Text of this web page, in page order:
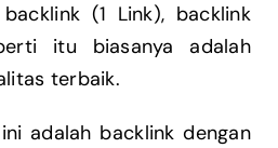
(1 Link), backlink
itu biasanya adalah
terbaik.
adalah backlink dengan